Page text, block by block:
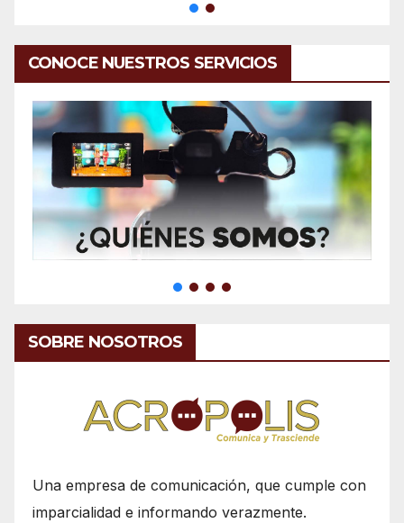
CONOCE NUESTROS SERVICIOS
SOBRE NOSOTROS
Una empresa de comunicación, que cumple con
imparcialidad e informando verazmente.